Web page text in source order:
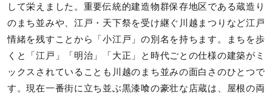
して栄えました。重要伝統的建造物群保存地区である蔵造り
のまち並みや、江戸・天下祭を受け継ぐ川越まつりなど江戸
情緒を残すことから「小江戸」の別名を持ちます。まちを歩
くと「江戸」「明治」「大正」と時代ごとの仕様の建築がミ
ックスされていることも川越のまち並みの面白さのひとつで
す。現在一番街に立ち並ぶ黒漆喰の豪壮な店蔵は、屋根の両